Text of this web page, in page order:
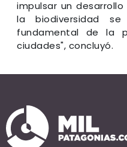
impulsar un
la biodiversidad
fundamental de la
ciudades", concluyó.